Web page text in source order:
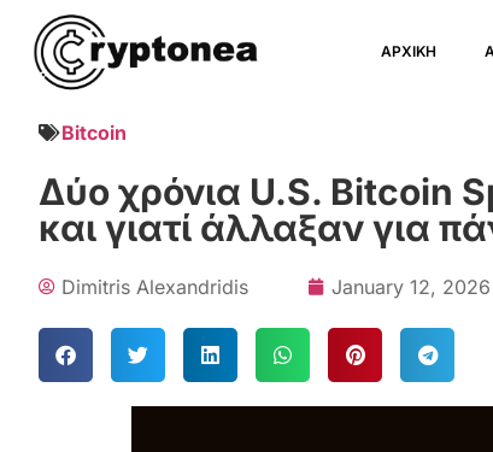
ΑΡΧΙΚΗ
Bitcoin
Δύο χρόνια U.S. Bitcoin
και γιατί άλλαξαν για
Dimitris Alexandridis January 12, 2026